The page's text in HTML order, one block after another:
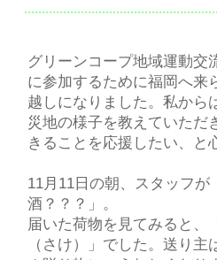
グリーンコープ地域運動交
に参加するために福岡へ来
越しになりました。私から
災地の様子を教えていただ
きることを応援したい、と
11月11日の朝、スタッフ
酒？？？」。
届いた荷物を見てみると、
（さけ）」でした。送り